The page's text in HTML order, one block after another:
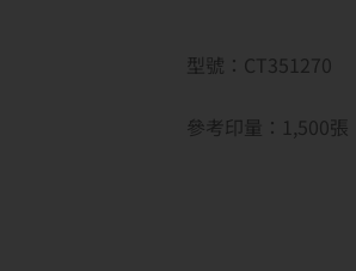
型號：CT351270
參考印量：1,500張